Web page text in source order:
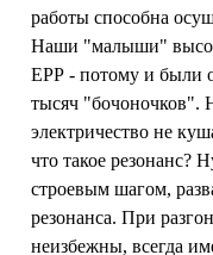
работы способна
Наши "малыши"
ЕРР - потому и были
тысяч "бочоночков".
электричество не
что такое резонанс?
строевым шагом,
резонанса. При
неизбежны, всегда